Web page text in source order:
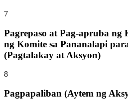
7
Pagrepaso at Pag-apruba
ng Komite sa Pananalapi
(Pagtalakay at Aksyon)
8
Pagpapaliban (Aytem ng